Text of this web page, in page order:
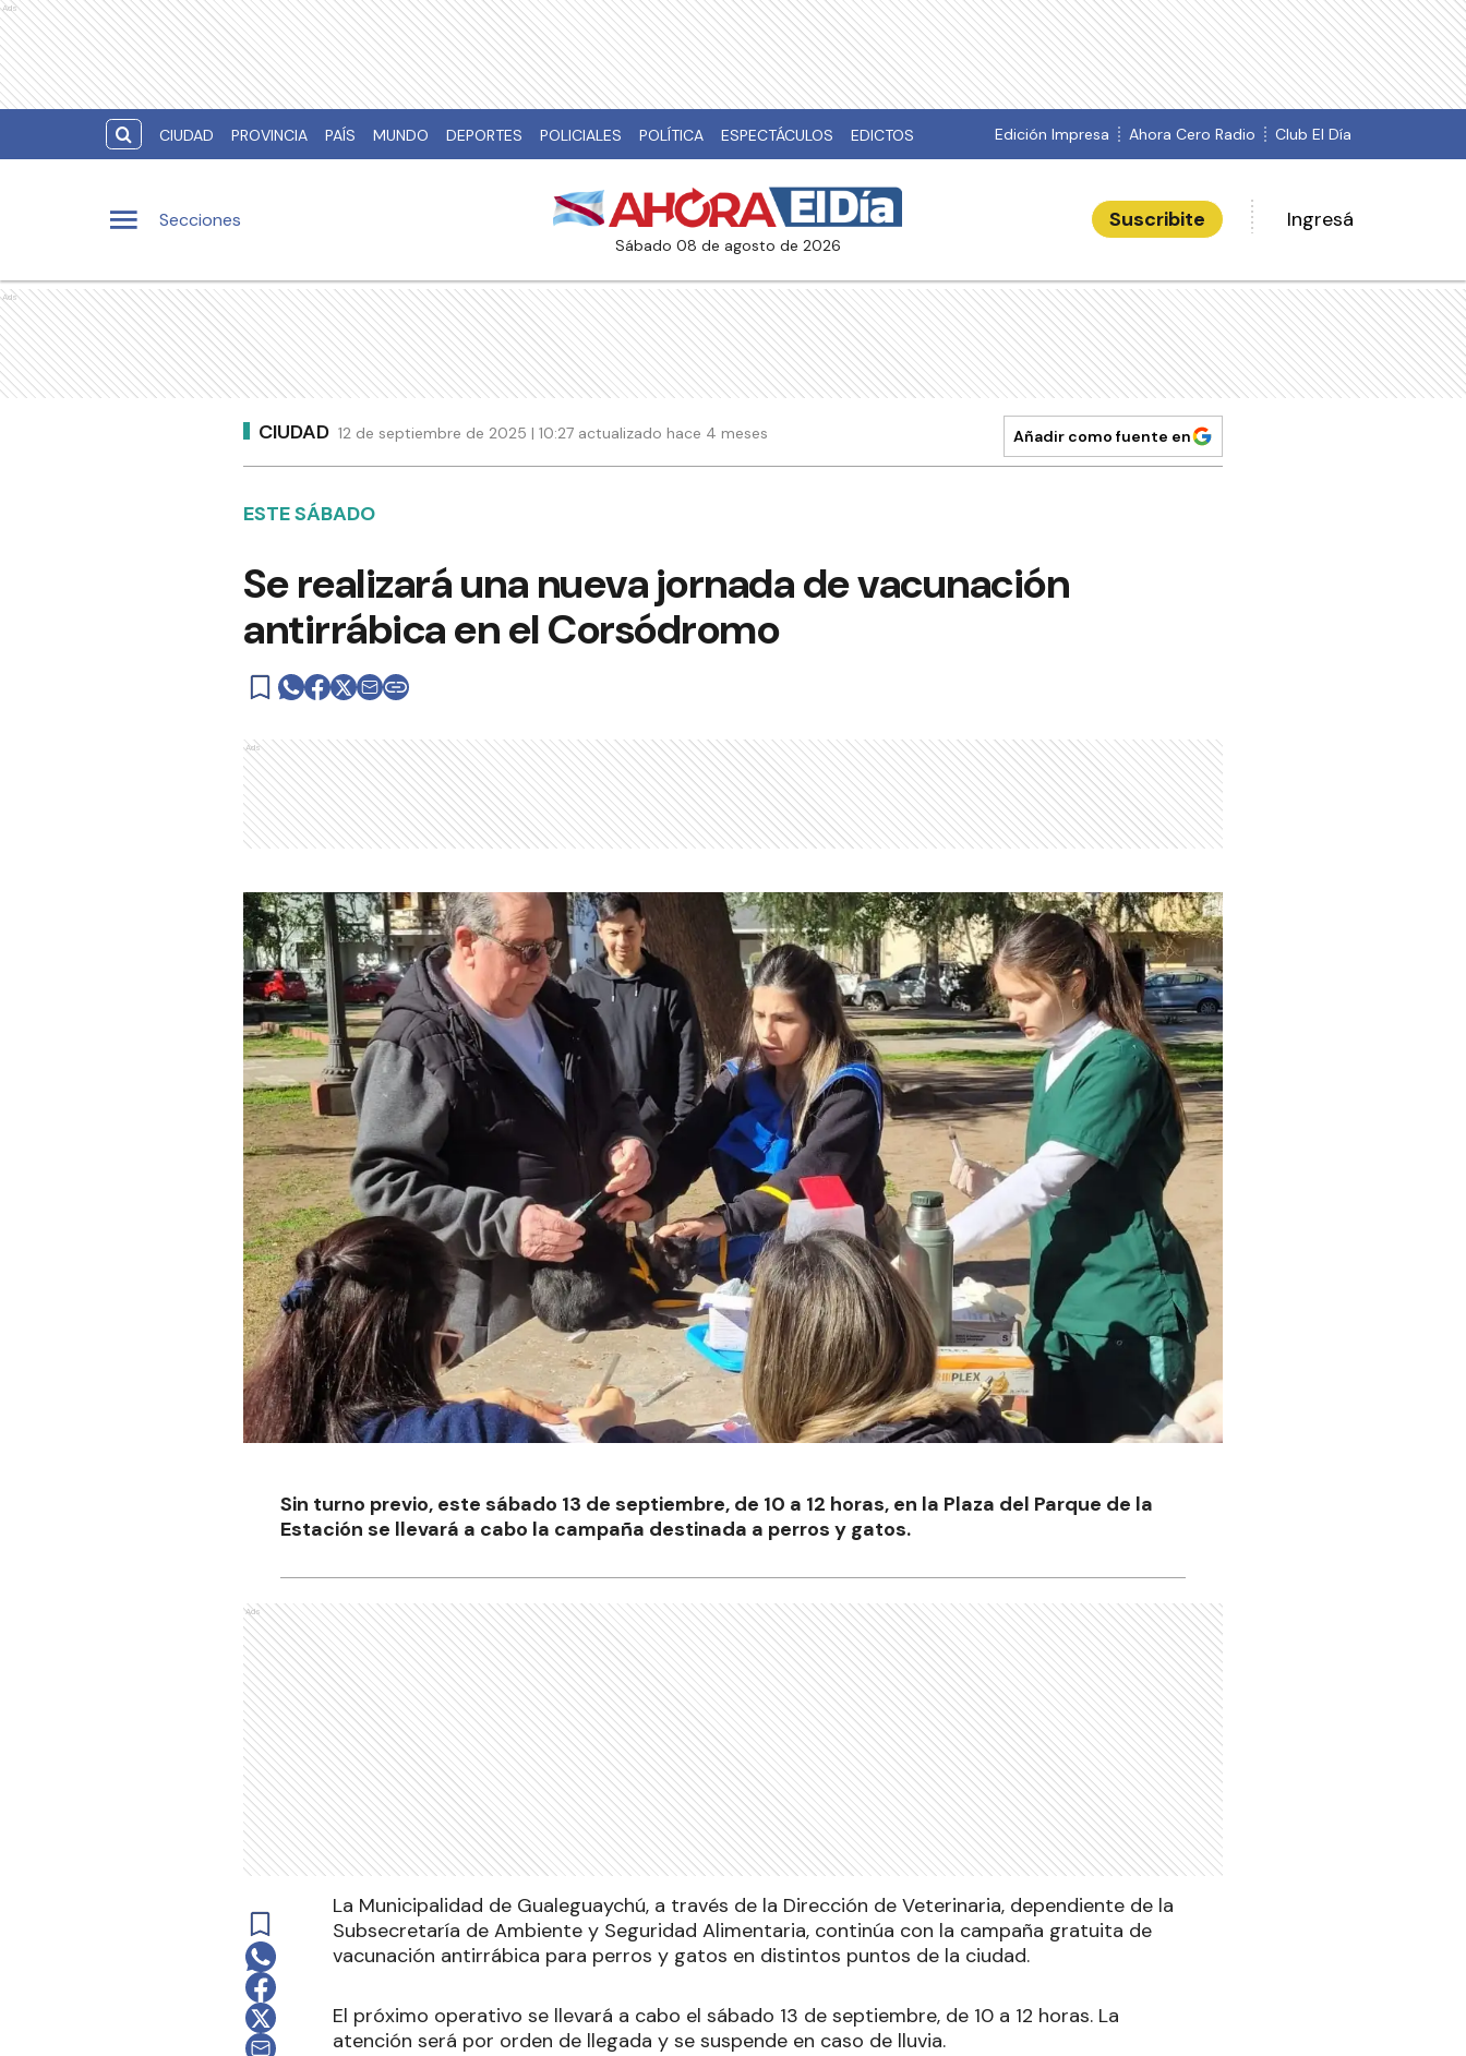
Ads
CIUDAD PROVINCIA PAÍS MUNDO DEPORTES POLICIALES POLÍTICA ESPECTÁCULOS EDICTOS Edición Impresa Ahora Cero Radio Club El Día
Secciones
sábado 08 de agosto de 2026
Suscribite Ingresá
Ads
CIUDAD 12 de septiembre de 2025 | 10:27 actualizado hace 4 meses Añadir como fuente en
ESTE SÁBADO
Se realizará una nueva jornada de vacunación
antirrábica en el Corsódromo
Ads
Sin turno previo, este sábado 13 de septiembre, de 10 a 12 horas, en la Plaza del Parque de la
Estación se llevará a cabo la campaña destinada a perros y gatos.
Ads
La Municipalidad de Gualeguaychú, a través de la Dirección de Veterinaria, dependiente de la
Subsecretaría de Ambiente y Seguridad Alimentaria, continúa con la campaña gratuita de
vacunación antirrábica para perros y gatos en distintos puntos de la ciudad.
El próximo operativo se llevará a cabo el sábado 13 de septiembre, de 10 a 12 horas. La
atención será por orden de llegada y se suspende en caso de lluvia.